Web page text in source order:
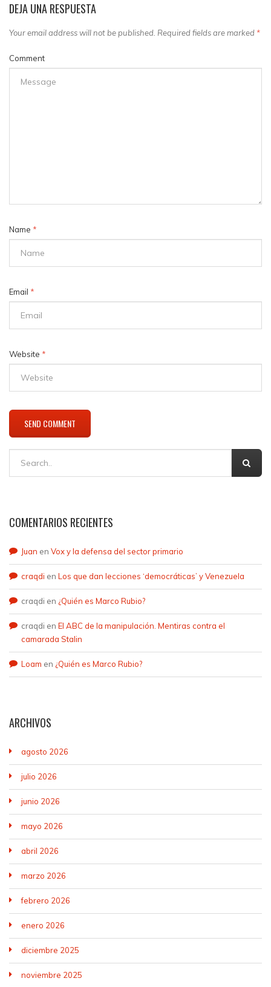
DEJA UNA RESPUESTA
Your email address will not be published. Required fields are marked *
Comment
Name *
Email *
Website *
COMENTARIOS RECIENTES
Juan en Vox y la defensa del sector primario
craqdi en Los que dan lecciones ‘democráticas’ y Venezuela
craqdi en ¿Quién es Marco Rubio?
craqdi en El ABC de la manipulación. Mentiras contra el
camarada Stalin
Loam en ¿Quién es Marco Rubio?
ARCHIVOS
agosto 2026
julio 2026
junio 2026
mayo 2026
abril 2026
marzo 2026
febrero 2026
enero 2026
diciembre 2025
noviembre 2025